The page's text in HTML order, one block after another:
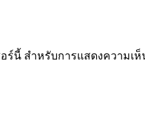
ร์นี้ สำหรับการแสดงความเห็